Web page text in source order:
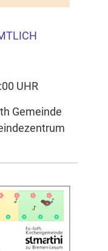
UHR
Gemeinde